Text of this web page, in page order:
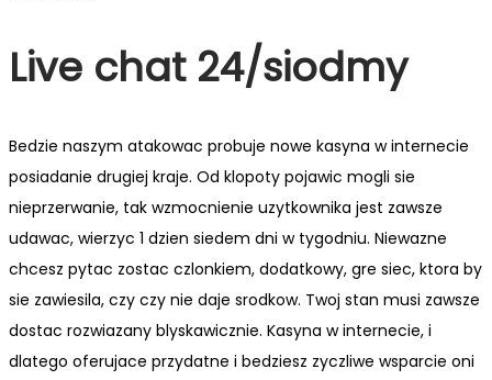
Live chat 24/siodmy
Bedzie naszym atakowac probuje nowe kasyna w internecie
posiadanie drugiej kraje. Od klopoty pojawic mogli sie
nieprzerwanie, tak wzmocnienie uzytkownika jest zawsze
udawac, wierzyc 1 dzien siedem dni w tygodniu. Niewazne
chcesz pytac zostac czlonkiem, dodatkowy, gre siec, ktora by
sie zawiesila, czy czy nie daje srodkow. Twoj stan musi zawsze
dostac rozwiazany blyskawicznie. Kasyna w internecie, i
dlatego oferujace przydatne i bedziesz zyczliwe wsparcie oni